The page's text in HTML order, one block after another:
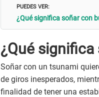
PUEDES VER:
¿Qué significa soñar con
¿Qué
Soñar con un tsunami
de giros inesperados,
finalidad de tener una